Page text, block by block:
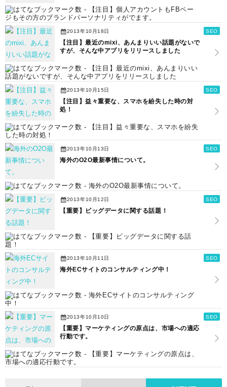
2013年10月18日 SEO
【注目】最近のmixi、あんまりいい話題がないで
すが、そんな中アプリをリリースしました
2013年10月15日 SEO
【注目】益々重要な、スマホを紛失した時の対
処！
2013年10月13日 SEO
海外のO2O最新事情について。
2013年10月12日 SEO
【重要】ビッグデータに関する話題！
2013年10月11日 SEO
海外ECサイトのコンサルティング中！
2013年10月10日 SEO
【重要】マーケティングの原点は、市場への適応
行動です。